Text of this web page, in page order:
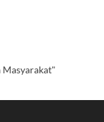
Masyarakat"